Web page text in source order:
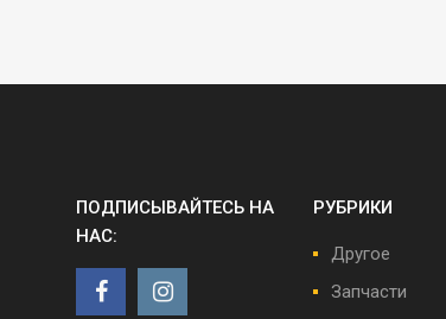
ПОДПИСЫВАЙТЕСЬ НА
НАС:
РУБРИКИ
Другое
Запчасти